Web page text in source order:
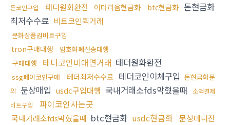
든코인구입
태더원화환전 이더리움현금화 btc현금화 돈현금화
최저수수료 비트코인퀵거래
문화상품권비트구입
tron구매대행
암호화폐전송대행
구매대행
테더코인비대면거래 태더원화환전
ssg페이코인구매 테더최저수수료 테더코인이체구입 돈현금화문
의 문상매입 usdc구입대행 국내거래소fds막혔을때
소액결제
비트구입
파이코인사는곳
국내거래소fds막혔을때 btc현금화 usdc현금화 문상테더전